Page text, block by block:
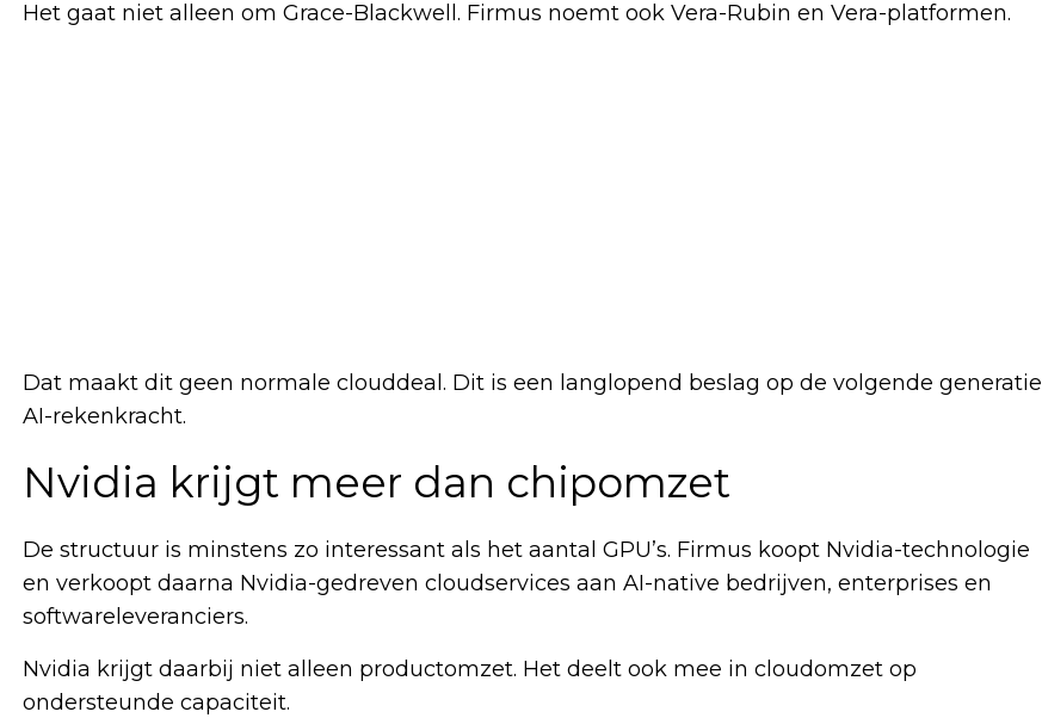
Het gaat niet alleen om Grace-Blackwell. Firmus noemt ook Vera-Rubin en Vera-platformen.
Dat maakt dit geen normale clouddeal. Dit is een langlopend beslag op de volgende generatie
AI-rekenkracht.
Nvidia krijgt meer dan chipomzet
De structuur is minstens zo interessant als het aantal GPU’s. Firmus koopt Nvidia-technologie
en verkoopt daarna Nvidia-gedreven cloudservices aan AI-native bedrijven, enterprises en
softwareleveranciers.
Nvidia krijgt daarbij niet alleen productomzet. Het deelt ook mee in cloudomzet op
ondersteunde capaciteit.